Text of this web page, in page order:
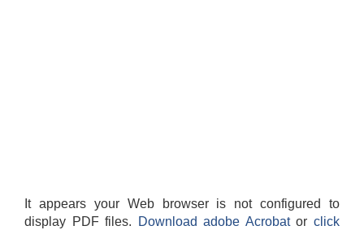
It appears your Web browser is not configured to
display PDF files.
Download adobe Acrobatorclick